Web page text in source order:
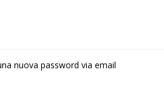
nuova password via email